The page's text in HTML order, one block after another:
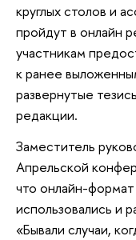
круглых столов и
пройдут в онлайн
участникам
к ранее
развернутые
редакции.
Заместитель
Апрельской
что онлайн-
использовались и
«Бывали случаи,